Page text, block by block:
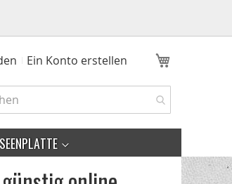
Ein Konto erstellen